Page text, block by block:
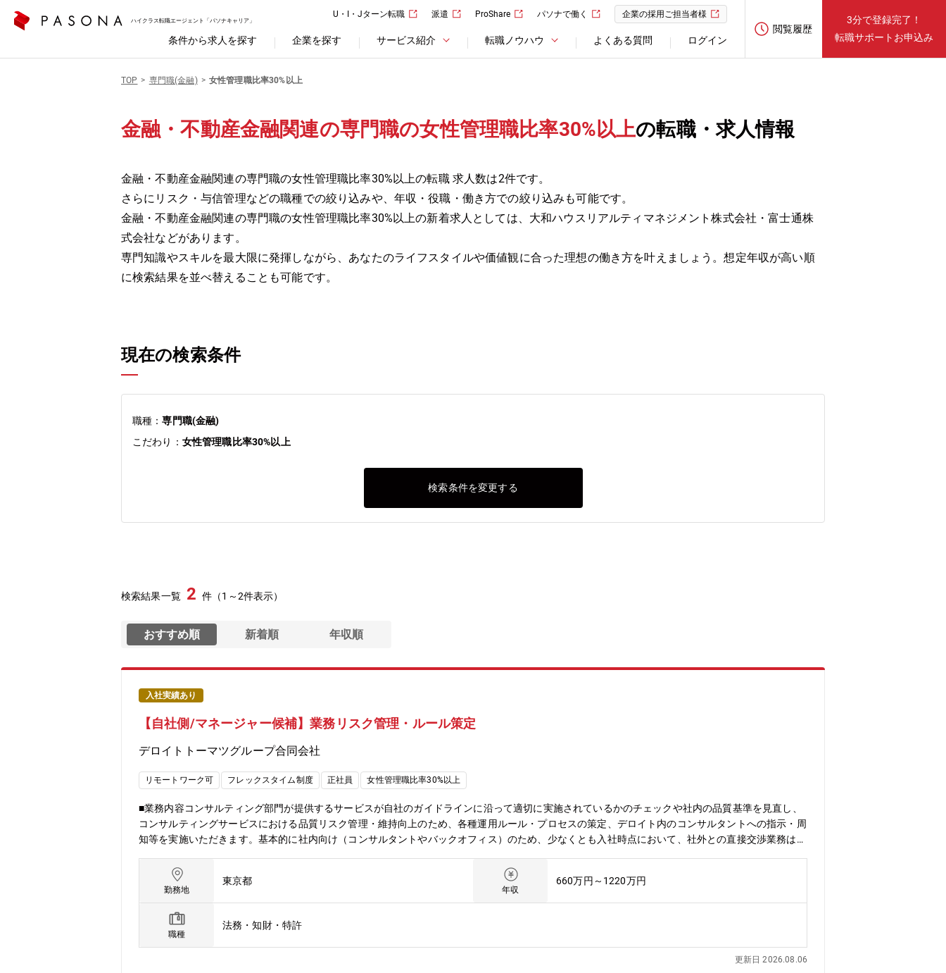
ハイクラス転職エージェント「パソナキャリア」
U・I・Jターン転職 派遣 ProShare パソナで働く 企業の採用ご担当者様
条件から求人を探す 企業を探す サービス紹介 転職ノウハウ よくある質問 ログイン
閲覧履歴
3分で登録完了！
転職サポートお申込み
TOP 専門職(金融) 女性管理職比率30%以上
金融・不動産金融関連の専門職の女性管理職比率30%以上の転職・求人情報
金融・不動産金融関連の専門職の女性管理職比率30%以上の転職 求人数は2件です。
さらにリスク・与信管理などの職種での絞り込みや、年収・役職・働き方での絞り込みも可能です。
金融・不動産金融関連の専門職の女性管理職比率30%以上の新着求人としては、大和ハウスリアルティマネジメント株式会社・富士通株
式会社などがあります。
専門知識やスキルを最大限に発揮しながら、あなたのライフスタイルや価値観に合った理想の働き方を叶えましょう。想定年収が高い順
に検索結果を並べ替えることも可能です。
現在の検索条件
職種：専門職(金融)
こだわり： 女性管理職比率30%以上
検索条件を変更する
検索結果一覧 2 件（1～2件表示）
おすすめ順 新着順 年収順
入社実績あり
【自社側/マネージャー候補】業務リスク管理・ルール策定
デロイトトーマツグループ合同会社
リモートワーク可 フレックスタイム制度 正社員 女性管理職比率30%以上
■業務内容コンサルティング部門が提供するサービスが自社のガイドラインに沿って適切に実施されているかのチェックや社内の品質基準を見直し、
コンサルティングサービスにおける品質リスク管理・維持向上のため、各種運用ルール・プロセスの策定、デロイト内のコンサルタントへの指示・周
知等を実施いただきます。基本的に社内向け（コンサルタントやバックオフィス）のため、少なくとも入社時点において、社外との直接交渉業務は発
ど） 自社ポリシーに基づく品質ガイドラインの整備 提出物のチェックリストやレビュー体制の設計・運用②プロジェクトのリスクアセスメント・
レビュー 案件開始前、途中、終了時などのタイミングで、リスクの特定・評価（例：納期遅延、提出物の不備、顧客要件の不一致など）③ 問題発
生時の各種調査 クレーム、重大な品質不良、納期遅延などが発生した際の原因分析・再発防止策の検討 品質不良・リスク事象の記録・分析（例：
何件発生したか、原因は何か、対応結果はどうかなど） 社内関係者への情報共有④ コンプライアンス・法令遵守の管理 コンサルティングサービ
スが法令・規制・契約に違反しないかのチェック 個人情報・機密情報の管理体制チェック 顧客との契約内容のリスク評価 コンサルタントへの品
質教育・研修・周知等■アピールポイント・コンサルティング業務における、品質・リスク管理全般についての知識・経験を深めることができま
す。・海外デロイト、およびトーマツグループを含めた多くの関係者と連携しながら業務を実施する環境にある他、部内には同チーム以外にも様々な
勤務地
東京都
年収
660万円～1220万円
職種
法務・知財・特許
更新日 2026.08.06